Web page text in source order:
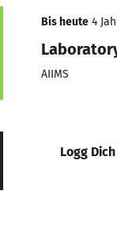
Bis heute 4
AIIMS
Logg